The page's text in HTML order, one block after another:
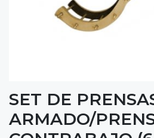
SET DE
ARMADO/